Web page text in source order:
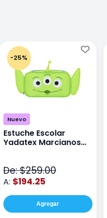
-25%
Nuevo
Estuche Escolar
Yadatex Marcianos
De: $259.00
A: $194.25
Agregar